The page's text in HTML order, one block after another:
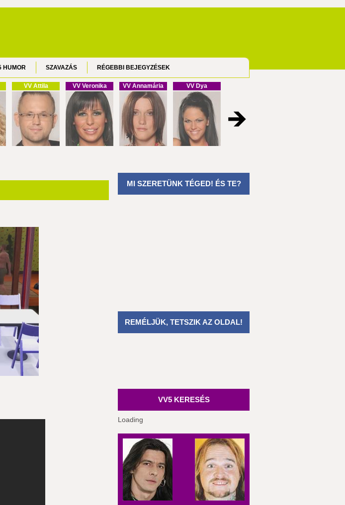
HUMOR SZAVAZÁS RÉGEBBI BEJEGYZÉSEK
VV Attila VV Veronika VV Annamária VV Dya
MI SZERETÜNK TÉGED! ÉS TE?
REMÉLJÜK, TETSZIK AZ OLDAL!
VV5 KERESÉS
Loading